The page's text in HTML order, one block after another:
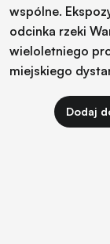
wspólne.
odcinka rzeki
wieloletniego
miejskiego
Dodaj